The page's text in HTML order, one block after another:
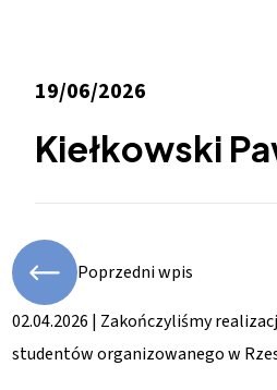
19/06/2026
Kiełkowski
Poprzedni wpis
02.04.2026 | Zakończyliśmy
studentów organizowanego w